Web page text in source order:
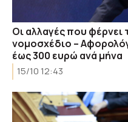
Οι αλλαγές που
νομοσχέδιο –
έως 300 ευρώ ανά μήνα
15/10 12:43